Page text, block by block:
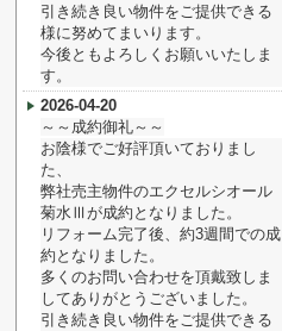
引き続き良い物件をご提供できる
様に努めてまいります。
今後ともよろしくお願いいたしま
す。
2026-04-20
～～成約御礼～～
お陰様でご好評頂いておりまし
た、
弊社売主物件のエクセルシオール
菊水Ⅲが成約となりました。
リフォーム完了後、約3週間での成
約となりました。
多くのお問い合わせを頂戴致しま
してありがとうございました。
引き続き良い物件をご提供できる